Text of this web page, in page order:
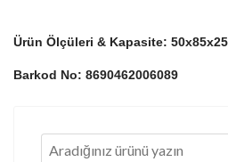
Ürün Ölçüleri & Kapasite:
Barkod No: 8690462006089